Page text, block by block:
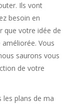
Ils vont
besoin en
que votre idée de
Vous
saurons vous
de votre
les plans de ma